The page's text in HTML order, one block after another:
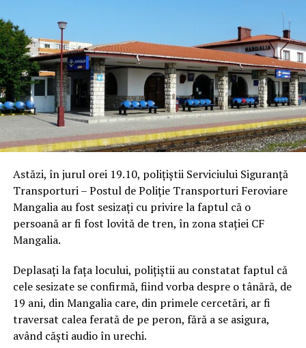
Astăzi, în jurul orei 19.10, polițiștii Serviciului Siguranță
Transporturi – Postul de Poliție Transporturi Feroviare
Mangalia au fost sesizați cu privire la faptul că o
persoană ar fi fost lovită de tren, în zona stației CF
Mangalia.
Deplasați la fața locului, polițiștii au constatat faptul că
cele sesizate se confirmă, fiind vorba despre o tânără, de
19 ani, din Mangalia care, din primele cercetări, ar fi
traversat calea ferată de pe peron, fără a se asigura,
având căști audio în urechi.